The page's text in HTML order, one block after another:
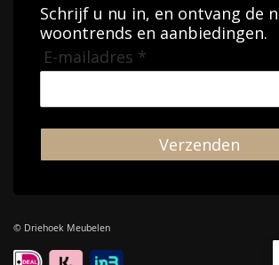
Schrijf u nu in, en ontvang de
woontrends en aanbiedingen.
E-mailadres *
Verzenden
© Driehoek Meubelen